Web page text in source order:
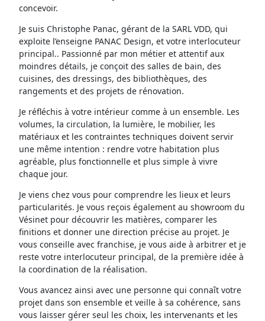
concevoir.
Je suis Christophe Panac, gérant de la SARL VDD, qui
exploite l’enseigne PANAC Design, et votre interlocuteur
principal.. Passionné par mon métier et attentif aux
moindres détails, je conçoit des salles de bain, des
cuisines, des dressings, des bibliothèques, des
rangements et des projets de rénovation.
Je réfléchis à votre intérieur comme à un ensemble. Les
volumes, la circulation, la lumière, le mobilier, les
matériaux et les contraintes techniques doivent servir
une même intention : rendre votre habitation plus
agréable, plus fonctionnelle et plus simple à vivre
chaque jour.
Je viens chez vous pour comprendre les lieux et leurs
particularités. Je vous reçois également au showroom du
Vésinet pour découvrir les matières, comparer les
finitions et donner une direction précise au projet. Je
vous conseille avec franchise, je vous aide à arbitrer et je
reste votre interlocuteur principal, de la première idée à
la coordination de la réalisation.
Vous avancez ainsi avec une personne qui connaît votre
projet dans son ensemble et veille à sa cohérence, sans
vous laisser gérer seul les choix, les intervenants et les